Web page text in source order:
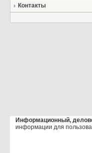
Контакты
Информационный,
информации для